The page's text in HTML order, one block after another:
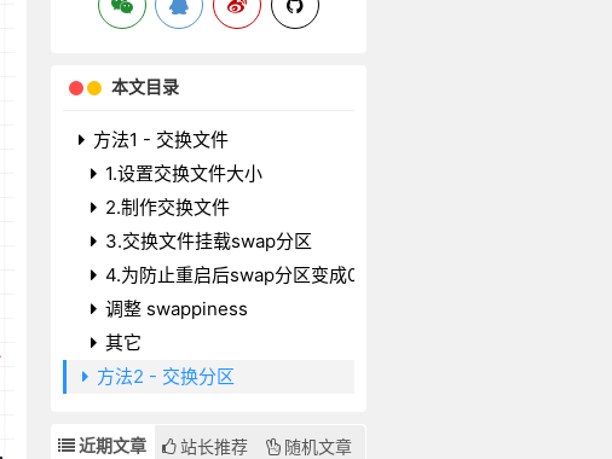
本文目录
方法1 - 交换文件
1.设置交换文件大小
2.制作交换文件
3.交换文件挂载swap分区
4.为防止重启后swap分区变成0，要修改/etc/fstab文件
调整 swappiness
其它
方法2 - 交换分区
近期文章 站长推荐 随机文章